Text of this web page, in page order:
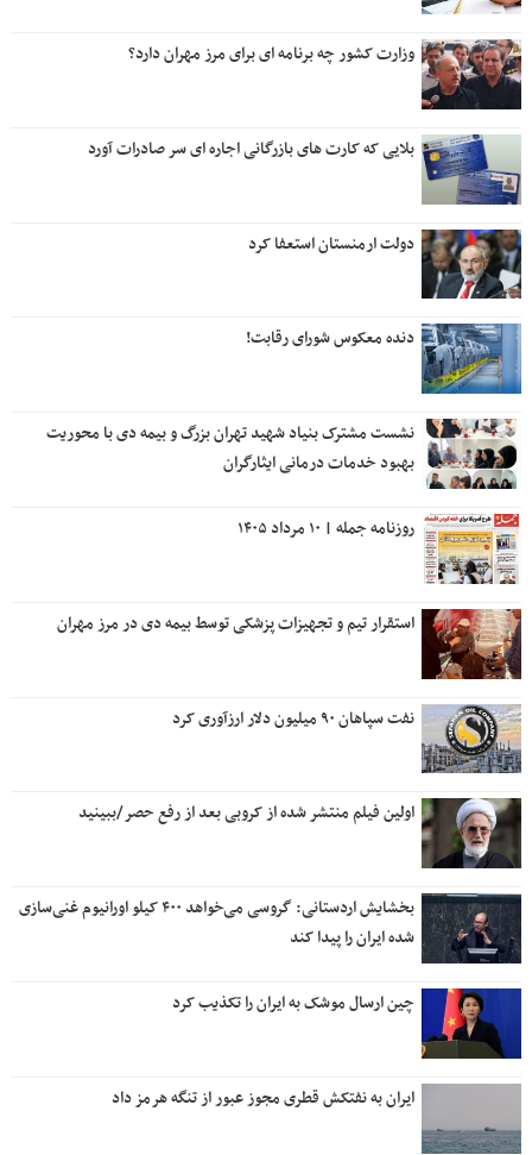
وزارت کشور چه برنامه ای برای مرز مهران دارد؟
بلایی که کارت های بازرگانی اجاره ای سر صادرات آورد
دولت ارمنستان استعفا کرد
دنده معکوس شورای رقابت!
نشست مشترک بنیاد شهید تهران بزرگ و بیمه دی با محوریت
بهبود خدمات درمانی ایثارگران
روزنامه جمله | ۱۰ مرداد ۱۴۰۵
استقرار تیم و تجهیزات پزشکی توسط بیمه دی در مرز مهران
نفت سپاهان ۹۰ میلیون دلار ارزآوری کرد
اولین فیلم منتشر شده از کروبی بعد از رفع حصر/ببینید
بخشایش اردستانی: گروسی می‌خواهد ۴۰۰ کیلو اورانیوم غنی‌سازی
شده ایران را پیدا کند
چین ارسال موشک به ایران را تکذیب کرد
ایران به نفتکش قطری مجوز عبور از تنگه هرمز داد